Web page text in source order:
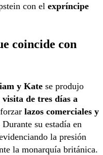
con el expríncipe
coincide con
y Kate se produjo
visita de tres días a
lazos comerciales y
su estadía en
la presión
la monarquía británica.